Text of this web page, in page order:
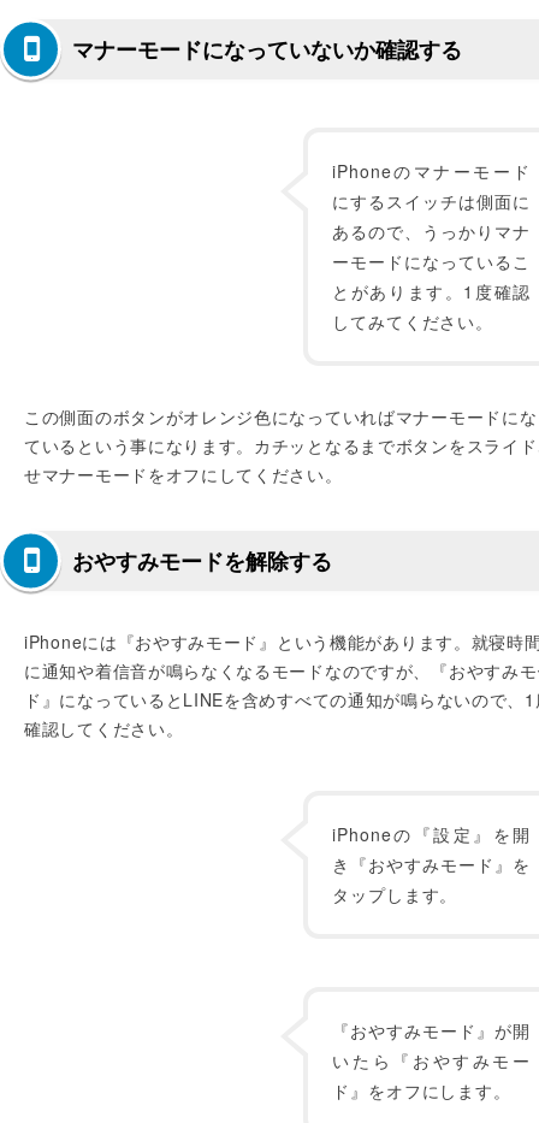
マナーモードになっていないか確認する
iPhoneのマナーモード
にするスイッチは側面に
あるので、うっかりマナ
ーモードになっているこ
とがあります。1度確認
してみてください。
この側面のボタンがオレンジ色になっていればマナーモードに
ているという事になります。カチッとなるまでボタンをスライ
せマナーモードをオフにしてください。
おやすみモードを解除する
iPhoneには『おやすみモード』という機能があります。就寝時
に通知や着信音が鳴らなくなるモードなのですが、『おやすみ
ド』になっているとLINEを含めすべての通知が鳴らないので、
確認してください。
iPhoneの『設定』を開
き『おやすみモード』を
タップします。
『おやすみモード』が開
いたら『おやすみモー
ド』をオフにします。